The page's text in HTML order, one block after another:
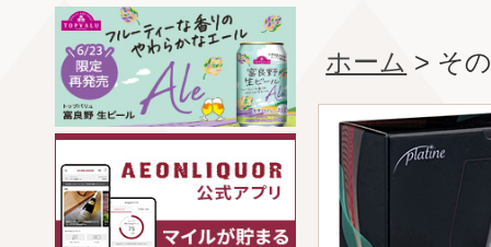
ホーム > そ